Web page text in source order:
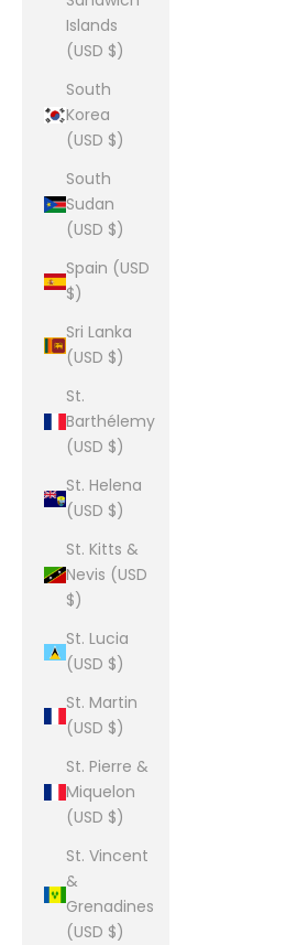
Islands
(USD $)
South
Korea
(USD $)
South
Sudan
(USD $)
Spain (USD
$)
Sri Lanka
(USD $)
St.
Barthélemy
(USD $)
St. Helena
(USD $)
St. Kitts &
Nevis (USD
$)
St. Lucia
(USD $)
St. Martin
(USD $)
St. Pierre &
Miquelon
(USD $)
St. Vincent
&
Grenadines
(USD $)